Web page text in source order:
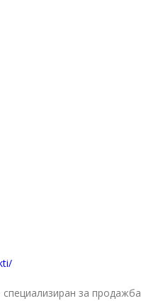
за продажба